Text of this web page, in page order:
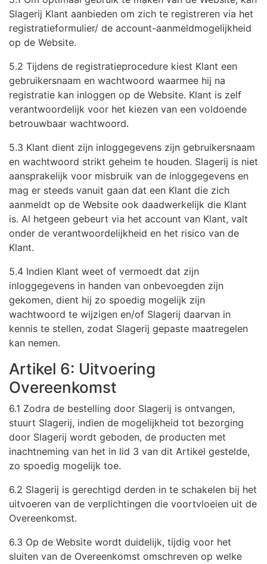
Slagerij Klant aanbieden om zich te registreren via het
registratieformulier/ de account-aanmeldmogelijkheid
op de Website.
5.2 Tijdens de registratieprocedure kiest Klant een
gebruikersnaam en wachtwoord waarmee hij na
registratie kan inloggen op de Website. Klant is zelf
verantwoordelijk voor het kiezen van een voldoende
betrouwbaar wachtwoord.
5.3 Klant dient zijn inloggegevens zijn gebruikersnaam
en wachtwoord strikt geheim te houden. Slagerij is niet
aansprakelijk voor misbruik van de inloggegevens en
mag er steeds vanuit gaan dat een Klant die zich
aanmeldt op de Website ook daadwerkelijk die Klant
is. Al hetgeen gebeurt via het account van Klant, valt
onder de verantwoordelijkheid en het risico van de
Klant.
5.4 Indien Klant weet of vermoedt dat zijn
inloggegevens in handen van onbevoegden zijn
gekomen, dient hij zo spoedig mogelijk zijn
wachtwoord te wijzigen en/of Slagerij daarvan in
kennis te stellen, zodat Slagerij gepaste maatregelen
kan nemen.
Artikel 6: Uitvoering
Overeenkomst
6.1 Zodra de bestelling door Slagerij is ontvangen,
stuurt Slagerij, indien de mogelijkheid tot bezorging
door Slagerij wordt geboden, de producten met
inachtneming van het in lid 3 van dit Artikel gestelde,
zo spoedig mogelijk toe.
6.2 Slagerij is gerechtigd derden in te schakelen bij het
uitvoeren van de verplichtingen die voortvloeien uit de
Overeenkomst.
6.3 Op de Website wordt duidelijk, tijdig voor het
sluiten van de Overeenkomst omschreven op welke